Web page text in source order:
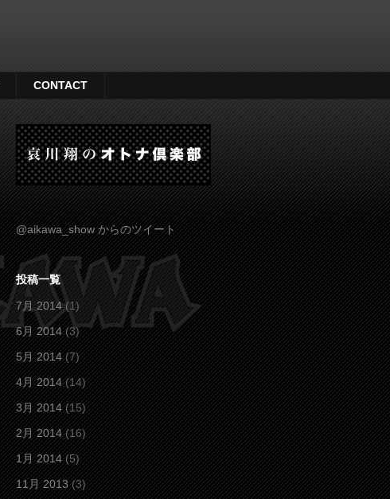
CONTACT
@aikawa_show からのツイート
投稿一覧
7月 2014(1)
6月 2014(3)
5月 2014(7)
4月 2014(14)
3月 2014(15)
2月 2014(16)
1月 2014(5)
11月 2013(3)